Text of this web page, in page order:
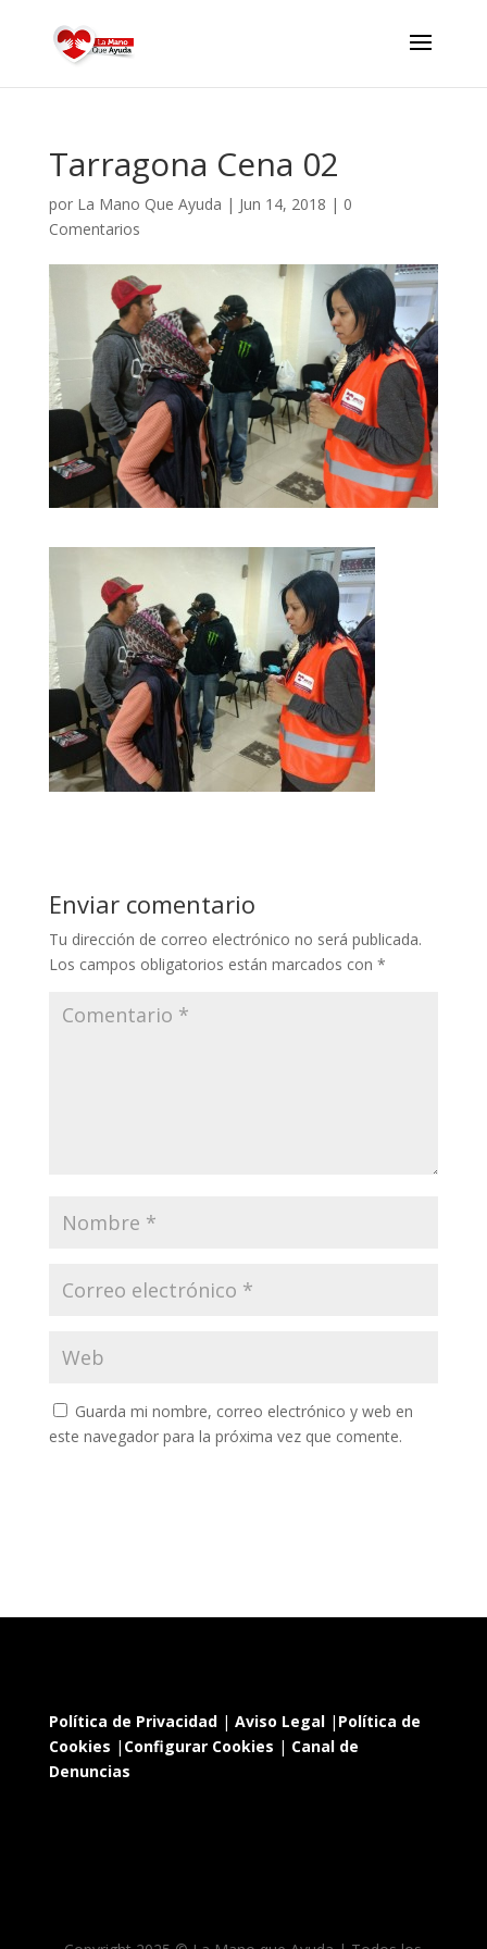
Tarragona Cena 02
por La Mano Que Ayuda | Jun 14, 2018 | 0
Comentarios
Enviar comentario
Tu dirección de correo electrónico no será publicada.
Los campos obligatorios están marcados con *
Guarda mi nombre, correo electrónico y web en
este navegador para la próxima vez que comente.
Política de Privacidad| Aviso Legal| Política de
Cookies | Configurar Cookies | Canal de
Denuncias